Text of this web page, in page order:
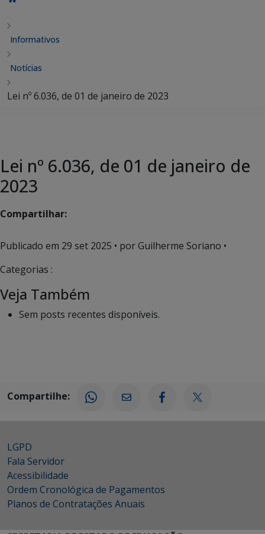
Informativos
Notícias
Lei nº 6.036, de 01 de janeiro de 2023
Lei nº 6.036, de 01 de janeiro de
2023
Compartilhar:
Publicado em 29 set 2025 • por Guilherme Soriano •
Categorias :
Veja Também
Sem posts recentes disponíveis.
Compartilhe:
LGPD
Fala Servidor
Acessibilidade
Ordem Cronológica de Pagamentos
Planos de Contratações Anuais